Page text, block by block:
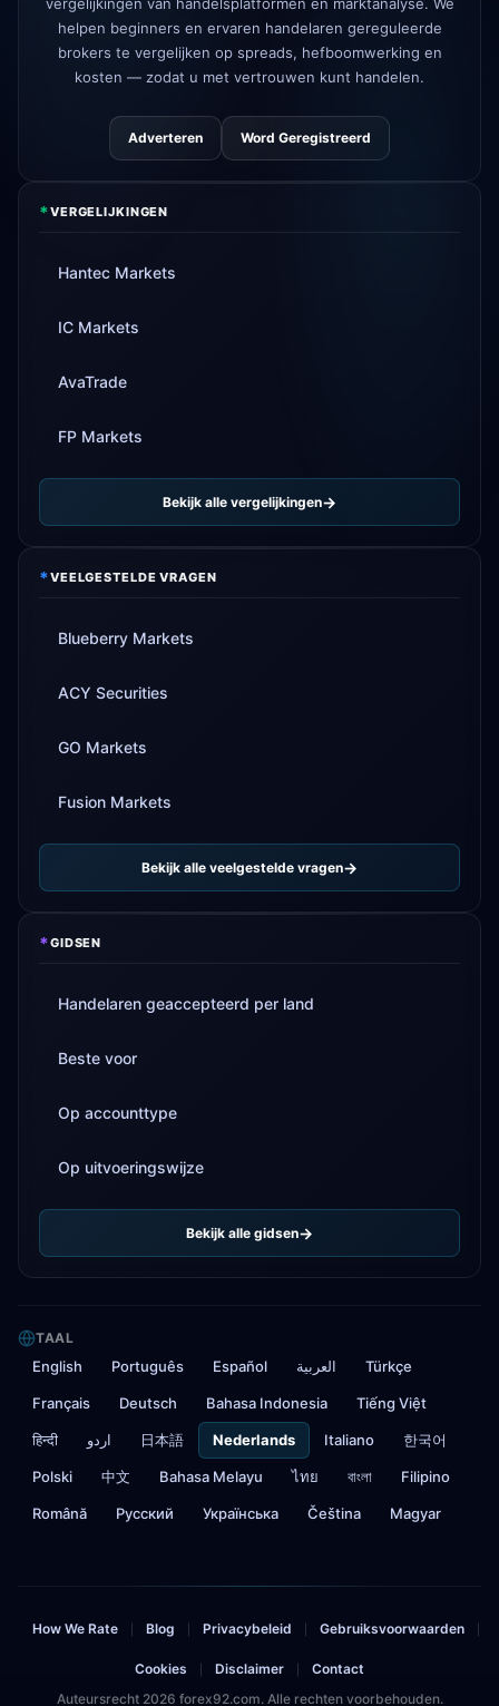
licentie
Tickmillopnamesnelheid nu 24u 4d
helpen beginners en ervaren handelaren gereguleerde
brokers te vergelijken op spreads, hefboomwerking en
kosten — zodat u met vertrouwen kunt handelen.
Adverteren Word Geregistreerd
*VERGELIJKINGEN
Hantec Markets
IC Markets
AvaTrade
FP Markets
Bekijk alle vergelijkingen
*VEELGESTELDE VRAGEN
Blueberry Markets
ACY Securities
GO Markets
Fusion Markets
Bekijk alle veelgestelde vragen
*GIDSEN
Handelaren geaccepteerd per land
Beste voor
Op accounttype
Op uitvoeringswijze
Bekijk alle gidsen
TAAL
English Português Español العربية Türkçe
Français Deutsch Bahasa Indonesia Tiếng Việt
हिन्दी اردو 日本語 Nederlands Italiano 한국어
Polski 中文 Bahasa Melayu ไทย বাংলা Filipino
Română Русский Українська Čeština Magyar
How We Rate Blog Privacybeleid Gebruiksvoorwaarden
Cookies Disclaimer
Contact
Auteursrecht 2026 forex92.com. Alle rechten voorbehouden.